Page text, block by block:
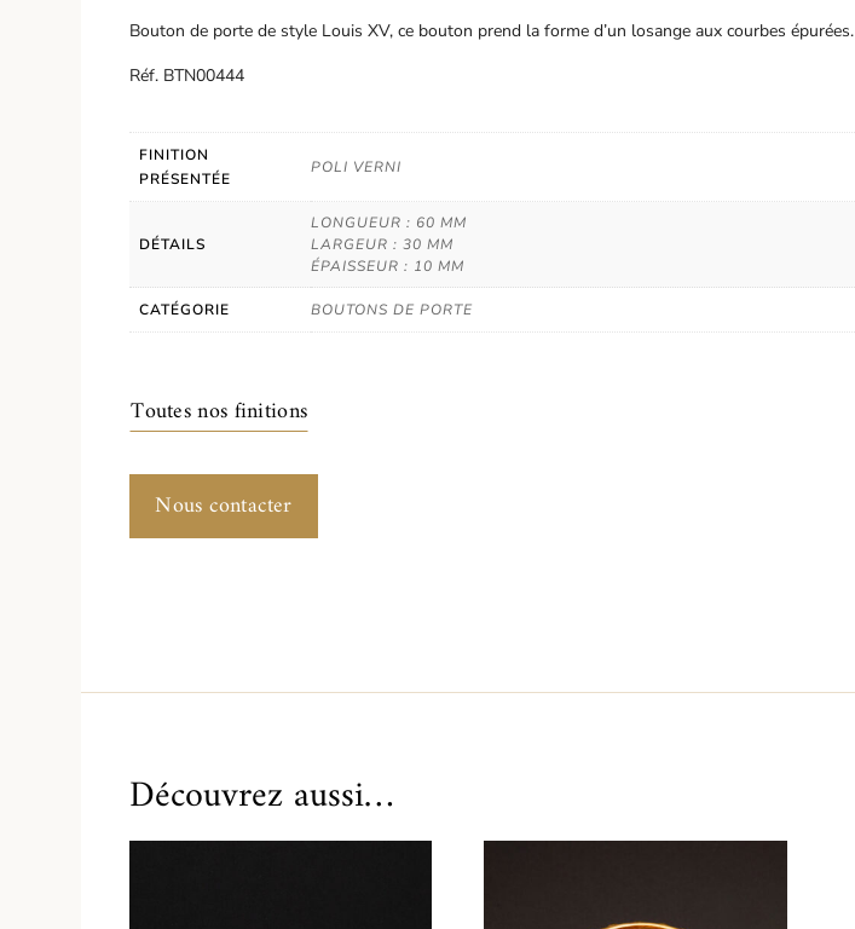
Bouton de porte de style Louis XV, ce bouton prend la forme d’un losange aux courbes épurées.
Réf. BTN00444
FINITION
PRÉSENTÉE
POLI VERNI
DÉTAILS
LONGUEUR : 60 MM
LARGEUR : 30 MM
ÉPAISSEUR : 10 MM
CATÉGORIE BOUTONS DE PORTE
Toutes nos finitions
Nous contacter
Découvrez aussi…